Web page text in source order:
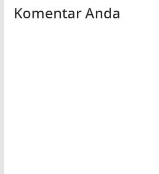
Komentar Anda